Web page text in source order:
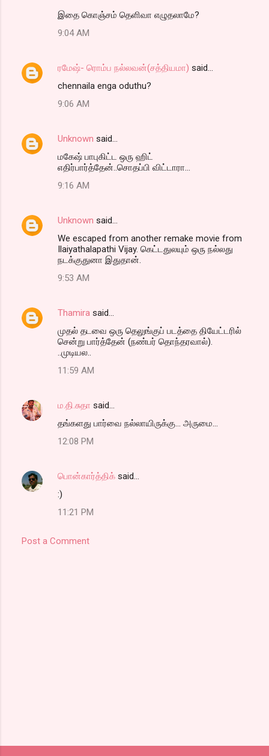
இதை கொஞ்சம் தெளிவா எழுதலாமே?
9:04 AM
ரமேஷ்- ரொம்ப நல்லவன்(சத்தியமா) said…
chennaila enga oduthu?
9:06 AM
Unknown said…
மகேஷ் பாபுகிட்ட ஒரு ஹிட்
எதிர்பார்த்தேன்..சொதப்பி விட்டாரா...
9:16 AM
Unknown said…
We escaped from another remake movie from
Ilaiyathalapathi Vijay. கெட்டதுலயும் ஒரு நல்லது
நடக்குதுனா இதுதான்.
9:53 AM
Thamira said…
முதல் தடவை ஒரு தெலுங்குப் படத்தை தியேட்டரில்
சென்று பார்த்தேன் (நண்பர் தொந்தரவால்).
..முடியல..
11:59 AM
ம.தி.சுதா said…
தங்களது பார்வை நல்லாயிருக்கு... அருமை...
12:08 PM
பொன்கார்த்திக் said…
:)
11:21 PM
Post a Comment